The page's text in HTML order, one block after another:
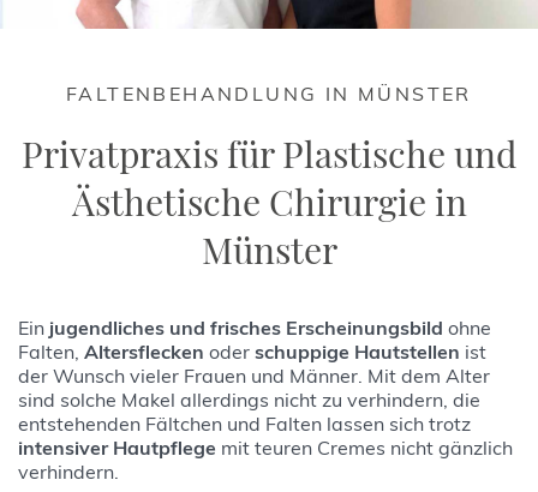
FALTENBEHANDLUNG IN MÜNSTER
Privatpraxis für Plastische und
Ästhetische Chirurgie in
Münster
Ein jugendliches und frisches Erscheinungsbild ohne
Falten, Altersflecken oder schuppige Hautstellen ist
der Wunsch vieler Frauen und Männer. Mit dem Alter
sind solche Makel allerdings nicht zu verhindern, die
entstehenden Fältchen und Falten lassen sich trotz
intensiver Hautpflege mit teuren Cremes nicht gänzlich
verhindern.